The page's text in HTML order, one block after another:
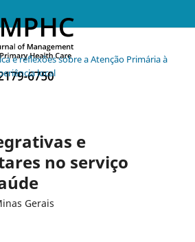
e reflexões sobre a Atenção Primária à
local
e
no serviço
Gerais